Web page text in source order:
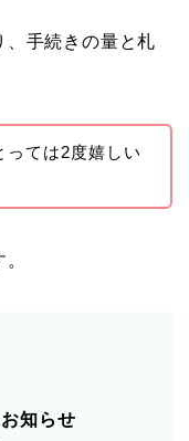
、手続きの量と札
っては2度嬉しい
知らせ